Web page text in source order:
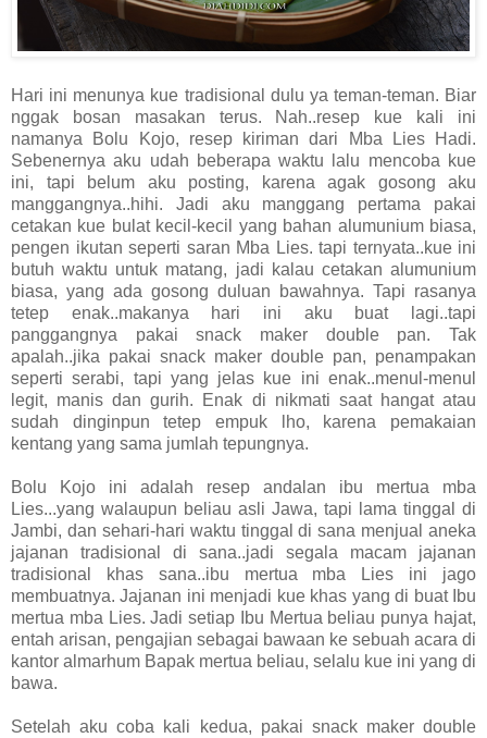
Hari ini menunya kue tradisional dulu ya teman-teman. Biar
nggak bosan masakan terus. Nah..resep kue kali ini
namanya Bolu Kojo, resep kiriman dari Mba Lies Hadi.
Sebenernya aku udah beberapa waktu lalu mencoba kue
ini, tapi belum aku posting, karena agak gosong aku
manggangnya..hihi. Jadi aku manggang pertama pakai
cetakan kue bulat kecil-kecil yang bahan alumunium biasa,
pengen ikutan seperti saran Mba Lies. tapi ternyata..kue ini
butuh waktu untuk matang, jadi kalau cetakan alumunium
biasa, yang ada gosong duluan bawahnya. Tapi rasanya
tetep enak..makanya hari ini aku buat lagi..tapi
panggangnya pakai snack maker double pan. Tak
apalah..jika pakai snack maker double pan, penampakan
seperti serabi, tapi yang jelas kue ini enak..menul-menul
legit, manis dan gurih. Enak di nikmati saat hangat atau
sudah dinginpun tetep empuk lho, karena pemakaian
kentang yang sama jumlah tepungnya.
Bolu Kojo ini adalah resep andalan ibu mertua mba
Lies...yang walaupun beliau asli Jawa, tapi lama tinggal di
Jambi, dan sehari-hari waktu tinggal di sana menjual aneka
jajanan tradisional di sana..jadi segala macam jajanan
tradisional khas sana..ibu mertua mba Lies ini jago
membuatnya. Jajanan ini menjadi kue khas yang di buat Ibu
mertua mba Lies. Jadi setiap Ibu Mertua beliau punya hajat,
entah arisan, pengajian sebagai bawaan ke sebuah acara di
kantor almarhum Bapak mertua beliau, selalu kue ini yang di
bawa.
Setelah aku coba kali kedua, pakai snack maker double